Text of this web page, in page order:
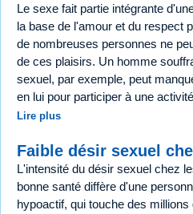
Le sexe fait partie intégrante
la base de l'amour et du respect
de nombreuses personnes ne
de ces plaisirs. Un homme
sexuel, par exemple, peut
en lui pour participer à une
Lire plus
Faible désir sexuel
L'intensité du désir sexuel chez
bonne santé diffère d'une
hypoactif, qui touche des